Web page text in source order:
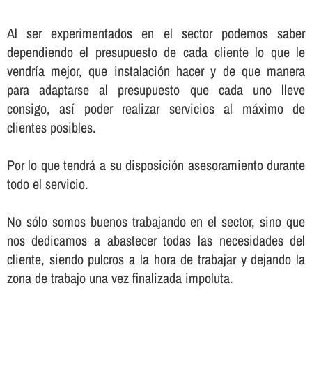
Al ser experimentados en el sector podemos saber
dependiendo el presupuesto de cada cliente lo que le
vendrí­a mejor, que instalación hacer y de que manera
para adaptarse al presupuesto que cada uno lleve
consigo, así­ poder realizar servicios al máximo de
clientes posibles.
Por lo que tendrá a su disposición asesoramiento durante
todo el servicio.
No sólo somos buenos trabajando en el sector, sino que
nos dedicamos a abastecer todas las necesidades del
cliente, siendo pulcros a la hora de trabajar y dejando la
zona de trabajo una vez finalizada impoluta.